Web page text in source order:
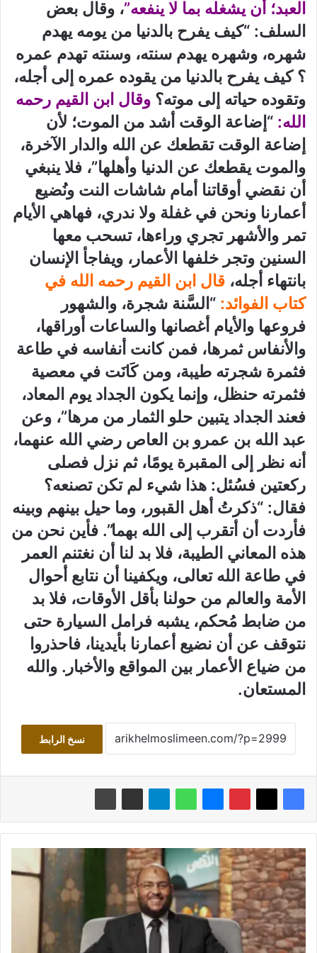
العبد؛ أن يشغله بما لا ينفعه”، وقال بعض
السلف: “كيف يفرح بالدنيا من يومه يهدم
شهره، وشهره يهدم سنته، وسنته تهدم عمره
؟ كيف يفرح بالدنيا من يقوده عمره إلى أجله،
وتقوده حياته إلى موته؟ وقال ابن القيم رحمه
الله: “إضاعة الوقت أشد من الموت؛ لأن
إضاعة الوقت تقطعك عن الله والدار الآخرة،
والموت يقطعك عن الدنيا وأهلها”، فلا ينبغي
أن نقضي أوقاتنا أمام شاشات النت ونُضيع
أعمارنا ونحن في غفلة ولا ندري، فهاهي الأيام
تمر والأشهر تجري وراءها، تسحب معها
السنين وتجر خلفها الأعمار، ويفاجأ الإنسان
بانتهاء أجله، قال ابن القيم رحمه الله في
كتاب الفوائد: “السَّنة شجرة، والشهور
فروعها والأيام أغصانها والساعات أوراقها،
والأنفاس ثمرها، فمن كانت أنفاسه في طاعة
فثمرة شجرته طيبة، ومن كَانَت في معصية
فثمرته حنظل، وإنما يكون الجداد يوم المعاد،
فعند الجداد يتبين حلو الثمار من مرها”، وعن
عبد الله بن عمرو بن العاص رضي الله عنهما،
أنه نظر إلى المقبرة يومًا، ثم نزل فصلى
ركعتين فسُئل: هذا شيء لم تكن تصنعه؟
فقال: “ذكرتُ أهل القبور، وما حيل بينهم وبينه
فأردت أن أتقرب إلى الله بهما”. فأين نحن من
هذه المعاني الطيبة، فلا بد لنا أن نغتنم العمر
في طاعة الله تعالى، ويكفينا أن نتابع أحوال
الأمة والعالم من حولنا بأقل الأوقات، فلا بد
من ضابط مُحكم، يشبه فرامل السيارة حتى
نتوقف عن أن نضيع أعمارنا بأيدينا، فاحذروا
من ضياع الأعمار بين المواقع والأخبار. والله
المستعان.
نسخ الرابط
ت
ا
ر
ي
خ
م
د